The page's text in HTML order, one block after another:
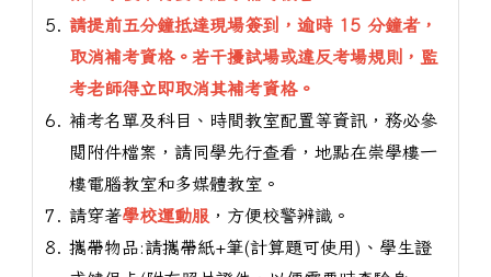
請提前五分鐘抵達現場簽到，逾時 15 分鐘者，
取消補考資格。若干擾試場或違反考場規則，監
考老師得立即取消其補考資格。
補考名單及科目、時間教室配置等資訊，務必參
閱附件檔案，請同學先行查看，地點在崇學樓一
樓電腦教室和多媒體教室。
請穿著學校運動服 ，方便校警辨識。
攜帶物品:請攜帶紙+筆(計算題可使用)、學生證